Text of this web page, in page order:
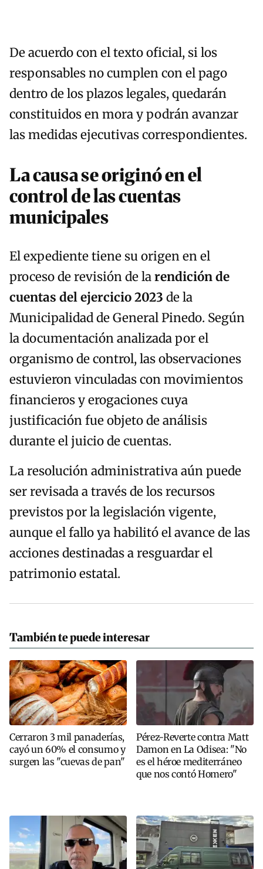
De acuerdo con el texto oficial, si los
responsables no cumplen con el pago
dentro de los plazos legales, quedarán
constituidos en mora y podrán avanzar
las medidas ejecutivas correspondientes.
La causa se originó en el
control de las cuentas
municipales
El expediente tiene su origen en el
proceso de revisión de larendición de
cuentas del ejercicio 2023 de la
Municipalidad de General Pinedo. Según
la documentación analizada por el
organismo de control, las observaciones
estuvieron vinculadas con movimientos
financieros y erogaciones cuya
justificación fue objeto de análisis
durante el juicio de cuentas.
La resolución administrativa aún puede
ser revisada a través de los recursos
previstos por la legislación vigente,
aunque el fallo ya habilitó el avance de las
acciones destinadas a resguardar el
patrimonio estatal.
También te puede interesar
Cerraron 3 mil panaderías,
cayó un 60% el consumo y
surgen las "cuevas de pan"
Pérez-Reverte contra Matt
Damon en La Odisea: "No
es el héroe mediterráneo
que nos contó Homero"